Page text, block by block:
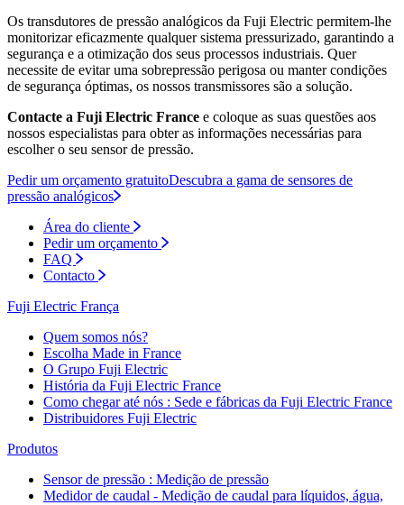
Os transdutores de pressão analógicos da Fuji Electric permitem-lhe
monitorizar eficazmente qualquer sistema pressurizado, garantindo a
segurança e a otimização dos seus processos industriais. Quer
necessite de evitar uma sobrepressão perigosa ou manter condições
de segurança óptimas, os nossos transmissores são a solução.
Contacte a Fuji Electric France e coloque as suas questões aos
nossos especialistas para obter as informações necessárias para
escolher o seu sensor de pressão.
Pedir um orçamento gratuitoDescubra a gama de sensores de
pressão analógicos
Área do cliente
Pedir um orçamento
FAQ
Contacto
Fuji Electric França
Quem somos nós?
Escolha Made in France
O Grupo Fuji Electric
História da Fuji Electric France
Como chegar até nós : Sede e fábricas da Fuji Electric France
Distribuidores Fuji Electric
Produtos
Sensor de pressão : Medição de pressão
Medidor de caudal - Medição de caudal para líquidos, água,